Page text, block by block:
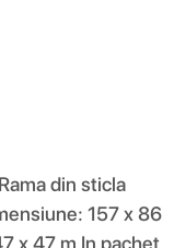
din sticla
157 x 86
x 47 m In pachet